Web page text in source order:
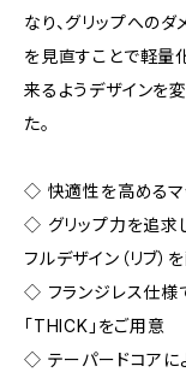
なり、グリップへの
を見直すことで軽量
来るようデザインを
た。
◇ 快適性を高めるマ
◇ グリップ力を追求
フルデザイン（リブ）
◇ フランジレス仕様
「THICK」をご用意
◇ テーパードコア